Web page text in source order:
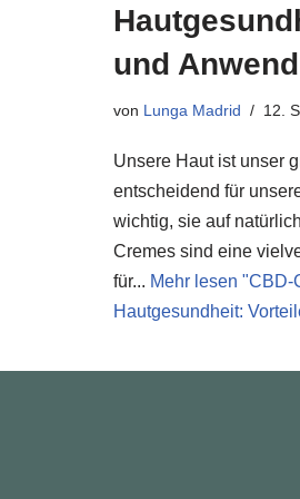
und
von Lunga Madrid 12.
Unsere Haut ist unser
entscheidend für
wichtig, sie auf
Cremes sind eine
für... Mehr lesen "CBD-
Hautgesundheit: